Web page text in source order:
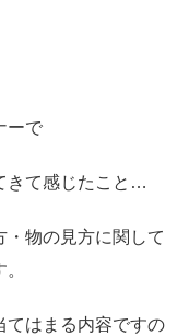
ーで
きて感じたこと…
・物の見方に関して
てはまる内容ですの